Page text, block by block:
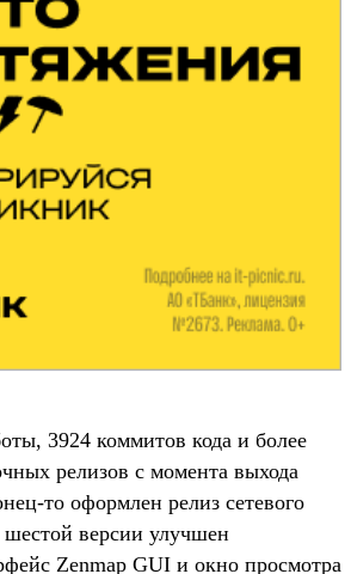
3924 коммитов кода и более
релизов с момента выхода
то оформлен релиз сетевого
версии улучшен
Zenmap GUI и окно просмотра